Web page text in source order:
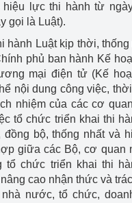
hiệu lực thi hành từ
gọi là Luật).
hành Luật kịp thời,
phủ ban hành Kế
mại điện tử (Kế
nội dung công việc,
nhiệm của các cơ
tổ chức triển khai thi
bộ, thống nhất và
giữa các Bộ, cơ quan
tổ chức triển khai thi
cao nhận thức và
nước, tổ chức,